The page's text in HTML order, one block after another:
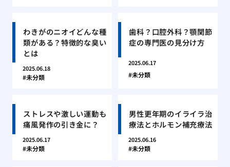
わきがのニオイどんな種
類がある？特徴的な臭い
とは
2025.06.18
未分類
歯科？口腔外科？顎関節
症の専門医の見分け方
2025.06.17
未分類
ストレスや激しい運動も
痛風発作の引き金に？
2025.06.17
未分類
男性更年期のイライラ治
療法とホルモン補充療法
2025.06.16
未分類